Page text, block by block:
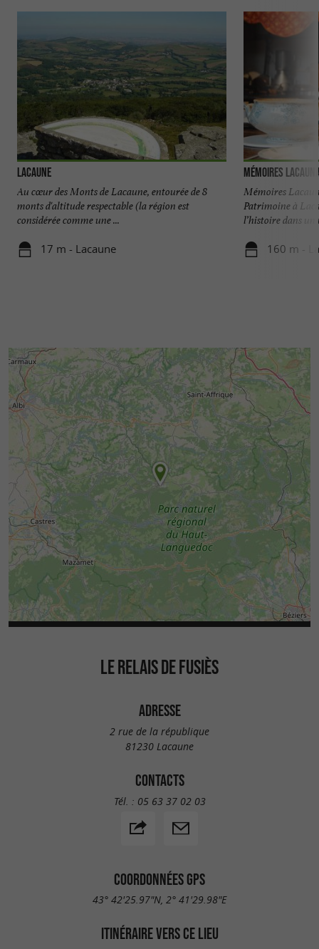
Lacaune
Au cœur des Monts de Lacaune, entourée de 8
monts d'altitude respectable (la région est
considérée comme une ...
17 m - Lacaune
Mémoires
Mémoires
Patrimoine à
l’histoire dans un
160 m -
LE RELAIS DE FUSIÈS
ADRESSE
2 rue de la république
81230 Lacaune
CONTACTS
Tél. : 05 63 37 02 03
COORDONNÉES GPS
43° 42'25.97"N, 2° 41'29.98"E
ITINÉRAIRE VERS CE LIEU